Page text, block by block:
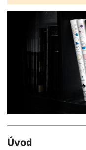
Úvod